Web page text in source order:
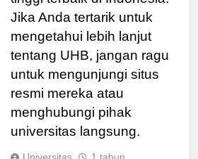
tinggi terbaik di Indonesia.
Jika Anda tertarik untuk
mengetahui lebih lanjut
tentang UHB, jangan ragu
untuk mengunjungi situs
resmi mereka atau
menghubungi pihak
universitas langsung.